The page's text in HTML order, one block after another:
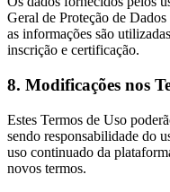
Geral de Proteção de
as informações são
inscrição e certificação.
8. Modificações nos
Estes Termos de Uso
sendo responsabilidade do
uso continuado da
novos termos.